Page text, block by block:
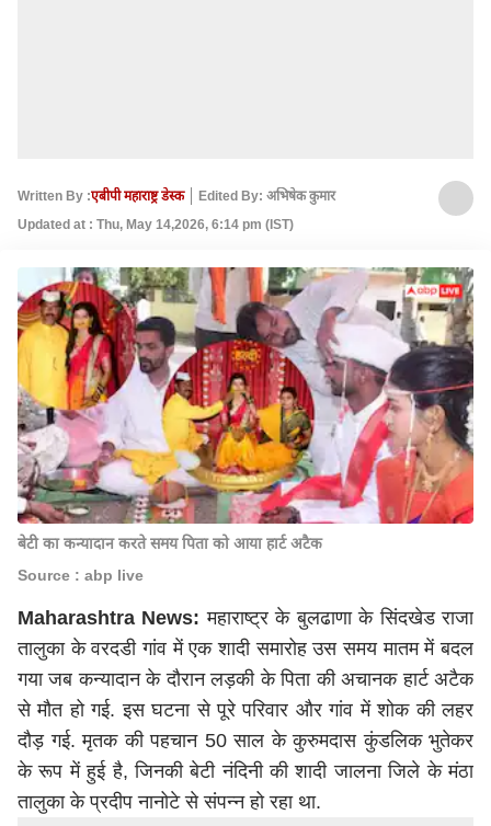
Written By :एबीपी महाराष्ट्र डेस्क
Edited By: अभिषेक कुमार
Updated at : Thu, May 14,2026, 6:14 pm (IST)
बेटी का कन्यादान करते समय पिता को आया हार्ट अटैक
Source : abp live
Maharashtra News: महाराष्ट्र के बुलढाणा के सिंदखेड राजा
तालुका के वरदडी गांव में एक शादी समारोह उस समय मातम में बदल
गया जब कन्यादान के दौरान लड़की के पिता की अचानक हार्ट अटैक
से मौत हो गई. इस घटना से पूरे परिवार और गांव में शोक की लहर
दौड़ गई. मृतक की पहचान 50 साल के कुरुमदास कुंडलिक भुतेकर
के रूप में हुई है, जिनकी बेटी नंदिनी की शादी जालना जिले के मंठा
तालुका के प्रदीप नानोटे से संपन्न हो रहा था.